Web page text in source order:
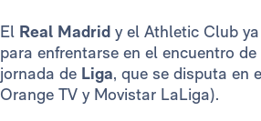
El Real Madrid y el Athletic Club
para enfrentarse en el encuentro
jornada de Liga, que se disputa en
Orange TV y Movistar LaLiga).